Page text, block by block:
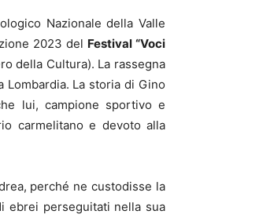
Nazionale della Valle
2023 del Festival “Voci
della Cultura). La rassegna
Lombardia. La storia di Gino
lui, campione sportivo e
carmelitano e devoto alla
perché ne custodisse la
ebrei perseguitati nella sua